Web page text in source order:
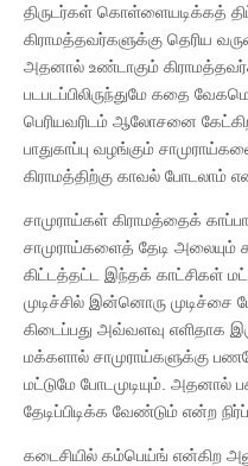
திருடர்கள் கொள்ளையடிக்கத்
கிராமத்தவர்களுக்கு தெரிய
அதனால் உண்டாகும்
படபடப்பிலிருந்துமே கதை
பெரியவரிடம் ஆலோசனை
பாதுகாப்பு வழங்கும்
கிராமத்திற்கு காவல் போடலாம்
சாமுராய்கள் கிராமத்தைக்
சாமுராய்களைத் தேடி அலையும்
கிட்டத்தட்ட இந்தக் காட்சிகள்
முடிச்சில் இன்னொரு முடிச்சை
கிடைப்பது அவ்வளவு எளிதாக
மக்களால் சாமுராய்களுக்கு
மட்டுமே போடமுடியும். அதனால்
தேடிப்பிடிக்க வேண்டும் என்ற
கடைசியில் கம்பெய்ங் என்கிற